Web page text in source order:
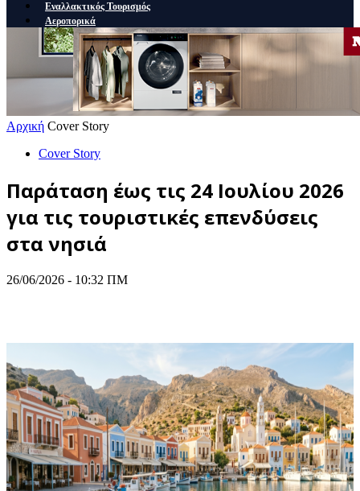
Εναλλακτικός Τουρισμός
Αεροπορικά
Αρχική Cover Story
Cover Story
Παράταση έως τις 24 Ιουλίου 2026
για τις τουριστικές επενδύσεις
στα νησιά
26/06/2026 - 10:32 ΠΜ